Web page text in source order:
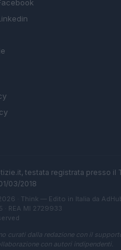
testata registrata presso il
03/2018
· Think — Edito in Italia da
REA MI 2729933
curati dalla redazione con il
con autori indipendenti.